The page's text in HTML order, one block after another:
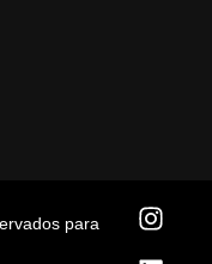
para